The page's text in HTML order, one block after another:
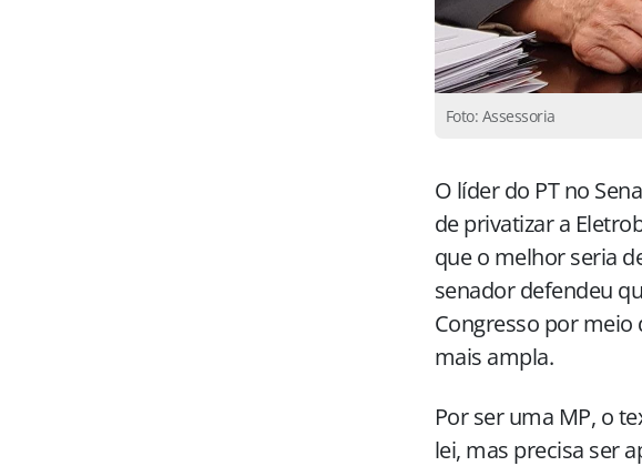
Foto: Assessoria
O líder do PT no
de privatizar a
que o melhor seria
senador defendeu
Congresso por
mais ampla.
Por ser uma MP, o
lei, mas precisa ser